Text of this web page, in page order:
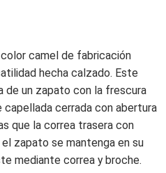
camel de fabricación
hecha calzado. Este
de un zapato con la frescura
capellada cerrada con abertura
que la correa trasera con
zapato se mantenga en su
mediante correa y broche.